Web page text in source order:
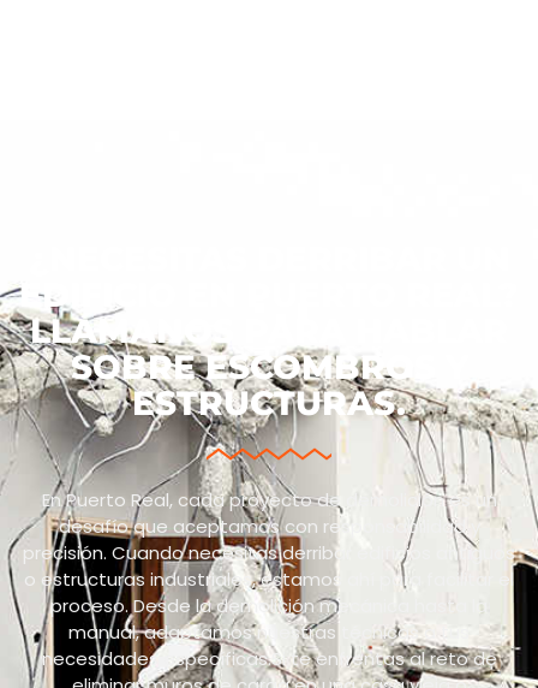
EDIFICIO EN PUERTO REAL?
LLÁMANOS PARA HABLAR
SOBRE ESCOMBROS Y
ESTRUCTURAS.
En Puerto Real, cada proyecto de demolición es un
desafío que aceptamos con responsabilidad y
precisión. Cuando necesitas derribar edificios antiguos
o estructuras industriales, estamos ahí para facilitar el
proceso. Desde la demolición mecánica hasta la
manual, adaptamos nuestras técnicas a tus
necesidades específicas.Si te enfrentas al reto de